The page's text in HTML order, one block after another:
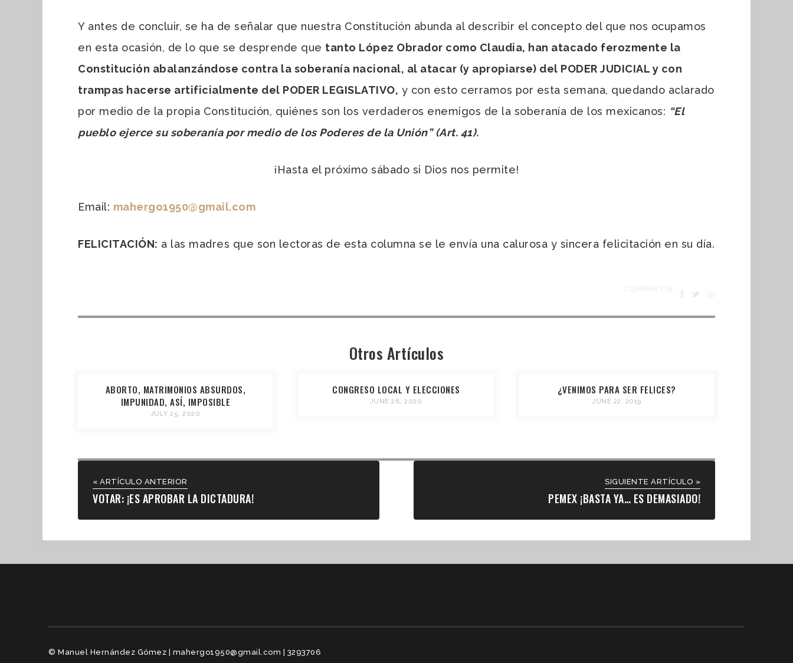
Y antes de concluir, se ha de señalar que nuestra Constitución abunda al describir el concepto del que nos ocupamos
en esta ocasión, de lo que se desprende que tanto López Obrador como Claudia, han atacado ferozmente la
Constitución abalanzándose contra la soberanía nacional, al atacar (y apropiarse) del PODER JUDICIAL y con
trampas hacerse artificialmente del PODER LEGISLATIVO, y con esto cerramos por esta semana, quedando aclarado
por medio de la propia Constitución, quiénes son los verdaderos enemigos de la soberanía de los mexicanos: “El
pueblo ejerce su soberanía por medio de los Poderes de la Unión” (Art. 41).
¡Hasta el próximo sábado si Dios nos permite!
Email: mahergo1950@gmail.com
FELICITACIÓN: a las madres que son lectoras de esta columna se le envía una calurosa y sincera felicitación en su día.
Otros Artículos
ABORTO, MATRIMONIOS ABSURDOS,
IMPUNIDAD, ASÍ, IMPOSIBLE
JULY 25, 2020
CONGRESO LOCAL Y ELECCIONES
JUNE 28, 2020
¿VENIMOS PARA SER FELICES?
JUNE 22, 2019
« ARTÍCULO ANTERIOR
VOTAR: ¡ES APROBAR LA DICTADURA!
SIGUIENTE ARTÍCULO »
PEMEX ¡BASTA YA… ES DEMASIADO!
© Manuel Hernández Gómez | mahergo1950@gmail.com | 3293706